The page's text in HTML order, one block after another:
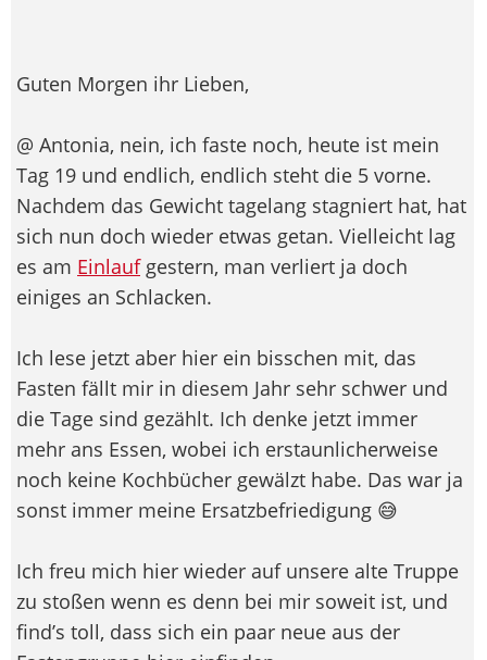
Guten Morgen ihr Lieben,
@ Antonia, nein, ich faste noch, heute ist mein
Tag 19 und endlich, endlich steht die 5 vorne.
Nachdem das Gewicht tagelang stagniert hat, hat
sich nun doch wieder etwas getan. Vielleicht lag
es am Einlaufgestern, man verliert ja doch
einiges an Schlacken.
Ich lese jetzt aber hier ein bisschen mit, das
Fasten fällt mir in diesem Jahr sehr schwer und
die Tage sind gezählt. Ich denke jetzt immer
mehr ans Essen, wobei ich erstaunlicherweise
noch keine Kochbücher gewälzt habe. Das war ja
sonst immer meine Ersatzbefriedigung 😅
Ich freu mich hier wieder auf unsere alte Truppe
zu stoßen wenn es denn bei mir soweit ist, und
find’s toll, dass sich ein paar neue aus der